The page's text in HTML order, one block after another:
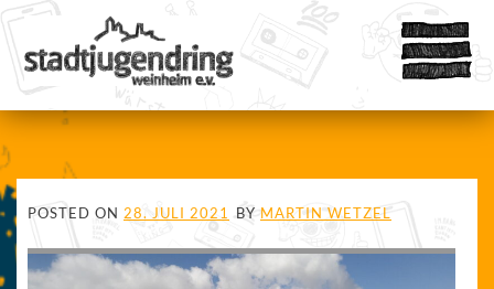
POSTED ON 28. JULI 2021 BY MARTIN WETZEL